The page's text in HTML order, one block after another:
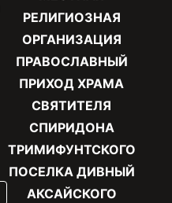
РЕЛИГИОЗНАЯ
ОРГАНИЗАЦИЯ
ПРАВОСЛАВНЫЙ
ПРИХОД ХРАМА
СВЯТИТЕЛЯ
СПИРИДОНА
ТРИМИФУНТСКОГО
ПОСЕЛКА ДИВНЫЙ
АКСАЙСКОГО